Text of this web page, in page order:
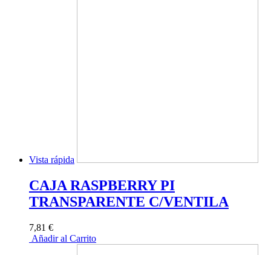
Vista rápida
CAJA RASPBERRY PI
TRANSPARENTE C/VENTILA
7,81 €
Añadir al Carrito